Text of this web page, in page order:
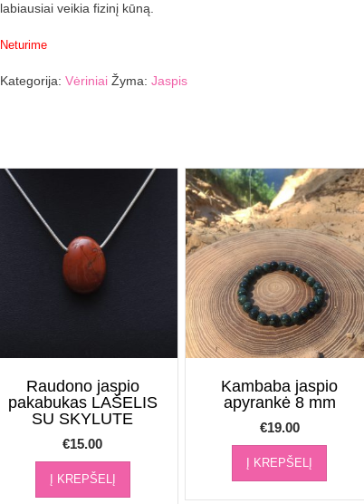
labiausiai veikia fizinį kūną.
Neturime
Kategorija: Vėriniai Žyma: Jaspis
Raudono jaspio
pakabukas LAŠELIS
SU SKYLUTE
€15.00
Į KREPŠELĮ
Kambaba jaspio
apyrankė 8 mm
€19.00
Į KREPŠELĮ